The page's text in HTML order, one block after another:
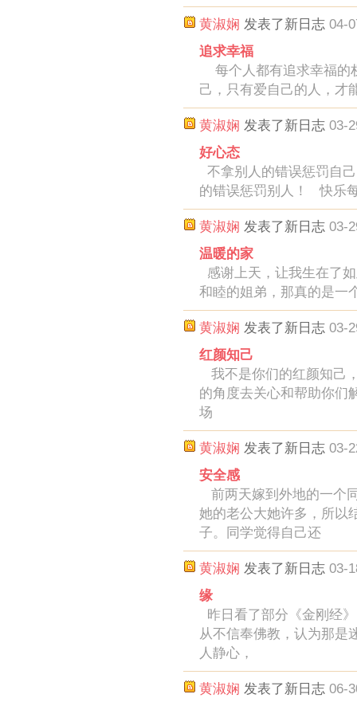
黄淑娴 发表了新日志 04-
追求幸福
每个人都有追求幸福
己，只有爱自己的人，才
黄淑娴 发表了新日志 03-
好心态
不拿别人的错误惩罚自
的错误惩罚别人！ 快乐
黄淑娴 发表了新日志 03-
温暖的家
感谢上天，让我生在了
和睦的姐弟，那真的是
黄淑娴 发表了新日志 03-
红颜知己
我不是你们的红颜知己
的角度去关心和帮助你们
场
黄淑娴 发表了新日志 03-
安全感
前两天嫁到外地的一个
她的老公大她许多，所以
子。同学觉得自己还
黄淑娴 发表了新日志 03-
缘
昨日看了部分《金刚经
从不信奉佛教，认为那是
人静心，
黄淑娴 发表了新日志 06-